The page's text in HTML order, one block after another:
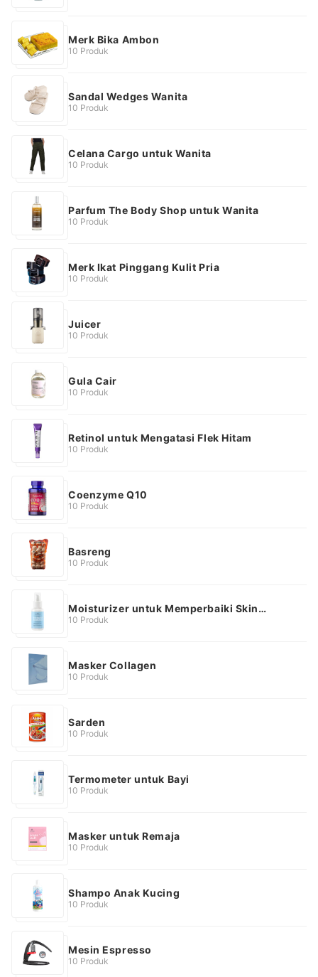
Merk Bika Ambon
10 Produk
Sandal Wedges Wanita
10 Produk
Celana Cargo untuk Wanita
10 Produk
Parfum The Body Shop untuk Wanita
10 Produk
Merk Ikat Pinggang Kulit Pria
10 Produk
Juicer
10 Produk
Gula Cair
10 Produk
Retinol untuk Mengatasi Flek Hitam
10 Produk
Coenzyme Q10
10 Produk
Basreng
10 Produk
Moisturizer untuk Memperbaiki Skin
Barrier
10 Produk
Masker Collagen
10 Produk
Sarden
10 Produk
Termometer untuk Bayi
10 Produk
Masker untuk Remaja
10 Produk
Shampo Anak Kucing
10 Produk
Mesin Espresso
10 Produk